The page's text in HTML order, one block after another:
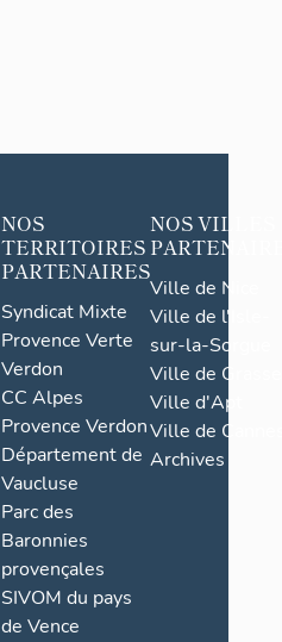
NOS
TERRITOIRES
PARTENAIRES
Syndicat Mixte
Provence Verte
Verdon
CC Alpes
Provence Verdon
Département de
Vaucluse
Parc des
Baronnies
provençales
SIVOM du pays
de Vence
NOS VILLES
Ville de Nice
Ville de l'Isle-
sur-la-Sorgue
Ville de Grasse
Ville d'Apt
Ville de
Archives